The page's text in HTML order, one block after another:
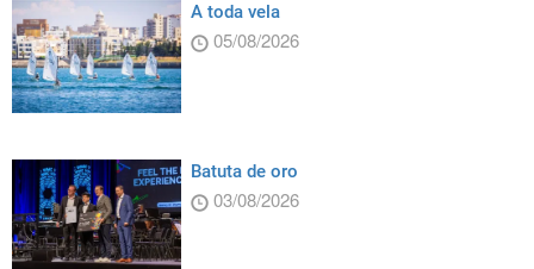
A toda vela
05/08/2026
Batuta de oro
03/08/2026